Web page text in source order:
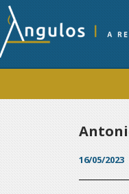
16/05/2023